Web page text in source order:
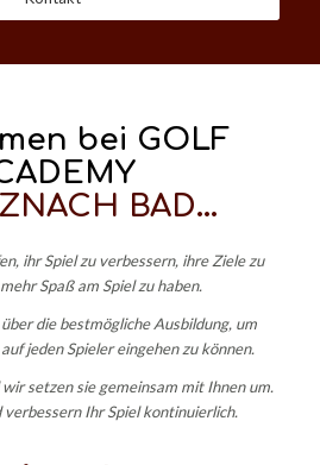
bei GOLF
BAD…
ihr Spiel zu verbessern, ihre Ziele zu
Spaß am Spiel zu haben.
die bestmögliche Ausbildung, um
jeden Spieler eingehen zu können.
setzen sie gemeinsam mit Ihnen um.
verbessern Ihr Spiel kontinuierlich.